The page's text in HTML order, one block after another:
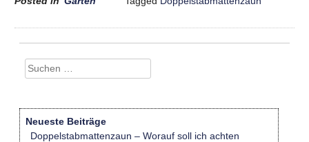
Suchen
nach:
Neueste Beiträge
Doppelstabmattenzaun – Worauf soll ich achten